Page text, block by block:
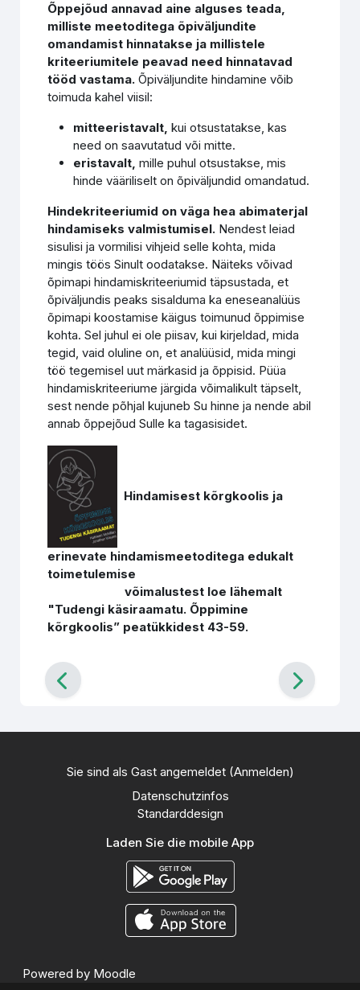
Õppejõud annavad aine alguses teada,
milliste meetoditega õpiväljundite
omandamist hinnatakse ja millistele
kriteeriumitele peavad need hinnatavad
tööd vastama.Õpiväljundite hindamine võib
toimuda kahel viisil:
mitteeristavalt, kui otsustatakse, kas
need on saavutatud või mitte.
eristavalt, mille puhul otsustakse, mis
hinde vääriliselt on õpiväljundid omandatud.
Hindekriteeriumid on väga hea abimaterjal
hindamiseks valmistumisel. Nendest leiad
sisulisi ja vormilisi vihjeid selle kohta, mida
mingis töös Sinult oodatakse. Näiteks võivad
õpimapi hindamiskriteeriumid täpsustada, et
õpiväljundis peaks sisalduma ka eneseanalüüs
õpimapi koostamise käigus toimunud õppimise
kohta. Sel juhul ei ole piisav, kui kirjeldad, mida
tegid, vaid oluline on, et analüüsid, mida mingi
töö tegemisel uut märkasid ja õppisid. Püüa
hindamiskriteeriume järgida võimalikult täpselt,
sest nende põhjal kujuneb Su hinne ja nende abil
annab õppejõud Sulle ka tagasisidet.
Hindamisest kõrgkoolis ja
erinevate hindamismeetoditega edukalt
toimetulemise
võimalustest loe lähemalt
"Tudengi käsiraamatu. Õppimine
kõrgkoolis” peatükkidest 43-59.
Sie sind als Gast angemeldet (Anmelden)
Datenschutzinfos
Standarddesign
Laden Sie die mobile App
Powered by Moodle